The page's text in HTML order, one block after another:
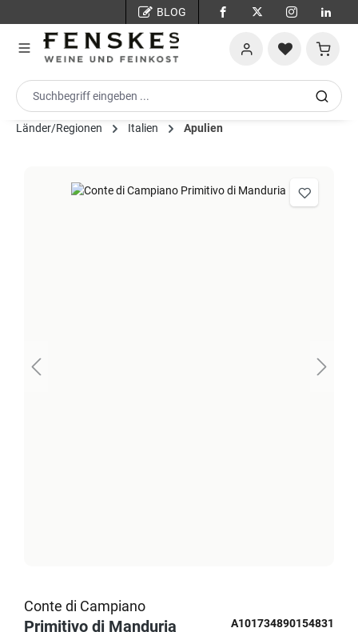
BLOG
Länder/Regionen Italien Apulien
Conte di Campiano
Primitivo di Manduria A101734890154831